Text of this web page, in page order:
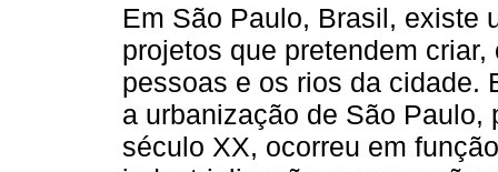
Em São Paulo, Brasil, existe
projetos que pretendem
pessoas e os rios da cidade.
a urbanização de São Paulo,
século XX, ocorreu em